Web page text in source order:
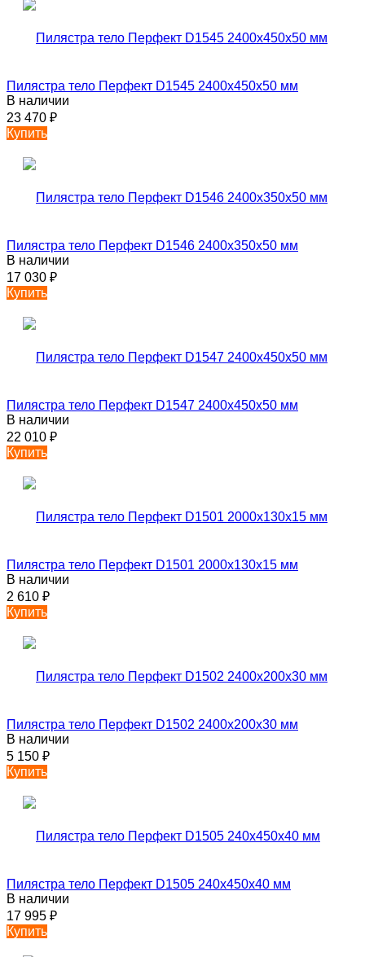
Пилястра тело Перфект D1545 2400х450х50 мм
В наличии
23 470 ₽
Купить
Пилястра тело Перфект D1546 2400х350х50 мм
В наличии
17 030 ₽
Купить
Пилястра тело Перфект D1547 2400х450х50 мм
В наличии
22 010 ₽
Купить
Пилястра тело Перфект D1501 2000х130х15 мм
В наличии
2 610 ₽
Купить
Пилястра тело Перфект D1502 2400х200х30 мм
В наличии
5 150 ₽
Купить
Пилястра тело Перфект D1505 240х450х40 мм
В наличии
17 995 ₽
Купить